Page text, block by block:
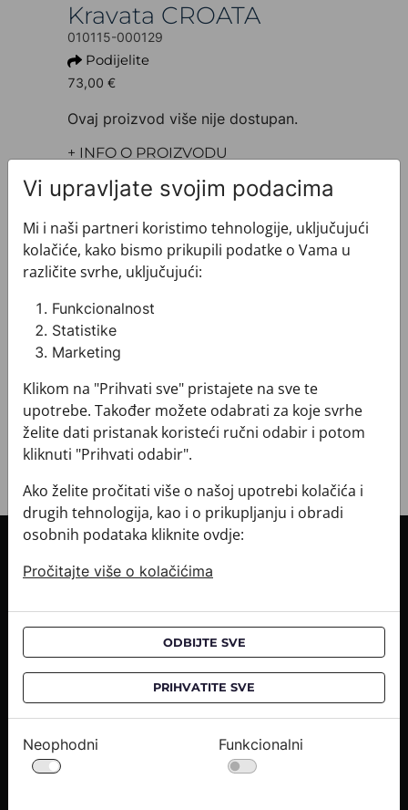
Kravata CROATA
010115-000129
Podijelite
73,00 €
Ovaj proizvod više nije dostupan.
+ INFO O PROIZVODU
Model: Velika
Boja: Plava
Proizvod: Kravata
Veličina: Uska 7 cm
Sirovinski sastav : Svila 100%
+ MATERIJAL I ODRŽAVANJE
+ DOSTAVA
+ PLAĆANJE
+ POVRATI I ZAMJENE
Informacije o dostavi
Informacije o kupnji
Upiti medija
Karijere
Vi upravljate svojim podacima
Mi i naši partneri koristimo tehnologije, uključujući
kolačiće, kako bismo prikupili podatke o Vama u
različite svrhe, uključujući:
Funkcionalnost
Statistike
Marketing
Klikom na "Prihvati sve" pristajete na sve te
upotrebe. Također možete odabrati za koje svrhe
želite dati pristanak koristeći ručni odabir i potom
kliknuti "Prihvati odabir".
Ako želite pročitati više o našoj upotrebi kolačića i
drugih tehnologija, kao i o prikupljanju i obradi
osobnih podataka kliknite ovdje:
Pročitajte više o kolačićima
ODBIJTE SVE
PRIHVATITE SVE
Neophodni Funkcionalni